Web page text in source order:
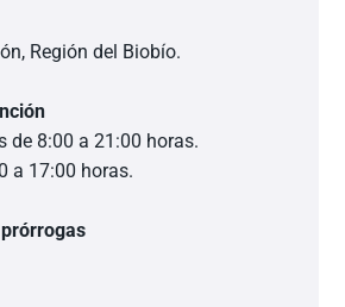
Región del Biobío.
de 8:00 a 21:00 horas.
a 17:00 horas.